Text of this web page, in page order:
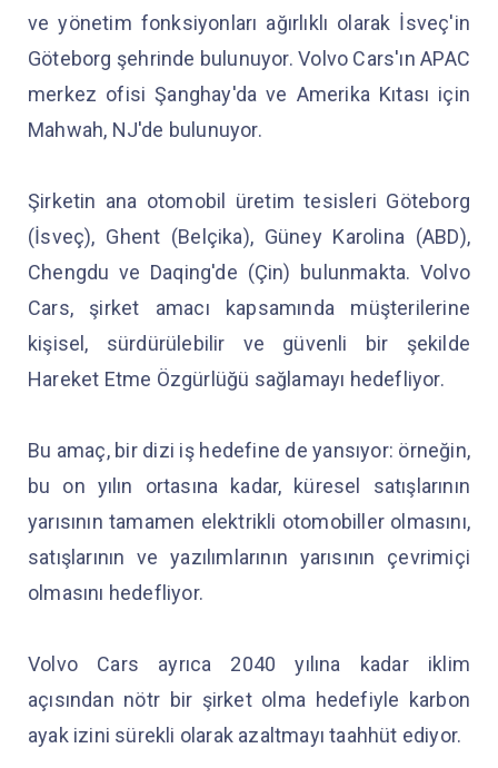
ve yönetim fonksiyonları ağırlıklı olarak İsveç'in
Göteborg şehrinde bulunuyor. Volvo Cars'ın APAC
merkez ofisi Şanghay'da ve Amerika Kıtası için
Mahwah, NJ'de bulunuyor.
Şirketin ana otomobil üretim tesisleri Göteborg
(İsveç), Ghent (Belçika), Güney Karolina (ABD),
Chengdu ve Daqing'de (Çin) bulunmakta. Volvo
Cars, şirket amacı kapsamında müşterilerine
kişisel, sürdürülebilir ve güvenli bir şekilde
Hareket Etme Özgürlüğü sağlamayı hedefliyor.
Bu amaç, bir dizi iş hedefine de yansıyor: örneğin,
bu on yılın ortasına kadar, küresel satışlarının
yarısının tamamen elektrikli otomobiller olmasını,
satışlarının ve yazılımlarının yarısının çevrimiçi
olmasını hedefliyor.
Volvo Cars ayrıca 2040 yılına kadar iklim
açısından nötr bir şirket olma hedefiyle karbon
ayak izini sürekli olarak azaltmayı taahhüt ediyor.